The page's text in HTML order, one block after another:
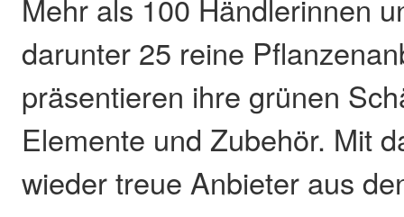
Mehr als 100 Händlerinnen
darunter 25 reine
präsentieren ihre grünen
Elemente und Zubehör. Mit
wieder treue Anbieter aus